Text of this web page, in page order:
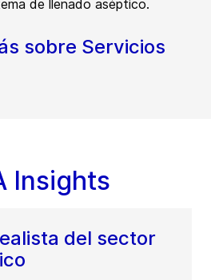
de llenado aséptico.
sobre Servicios
Insights
del sector